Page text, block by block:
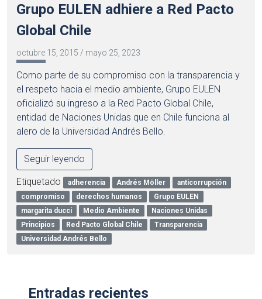
Grupo EULEN adhiere a Red Pacto
Global Chile
octubre 15, 2015 / mayo 25, 2023
Como parte de su compromiso con la transparencia y
el respeto hacia el medio ambiente, Grupo EULEN
oficializó su ingreso a la Red Pacto Global Chile,
entidad de Naciones Unidas que en Chile funciona al
alero de la Universidad Andrés Bello.
Seguir leyendo
Etiquetado adherencia Andrés Möller
anticorrupción
compromiso
derechos humanos
Grupo EULEN
margarita ducci
Medio Ambiente
Naciones Unidas
Principios
Red Pacto Global Chile
Transparencia
Universidad Andrés Bello
Entradas recientes